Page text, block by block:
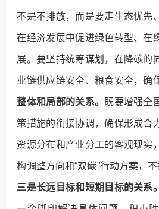
不是不排放，而是要走生态优先
在经济发展中促进绿色转型、在
展。要坚持统筹谋划，在降碳的
业链供应链安全、粮食安全，确
整体和局部的关系。 既要增强全
策措施的衔接协调，确保形成合
资源分布和产业分工的客观现实
构调整方向和“双碳”行动方案，不
三是长远目标和短期目标的关系。